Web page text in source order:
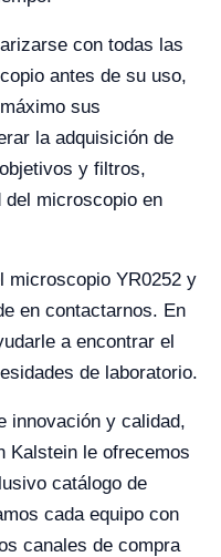
con todas las
antes de su uso,
sus
la adquisición de
y filtros,
del microscopio en
microscopio YR0252 y
en contactarnos. En
a encontrar el
de laboratorio.
innovación y calidad,
Kalstein le ofrecemos
catálogo de
cada equipo con
canales de compra